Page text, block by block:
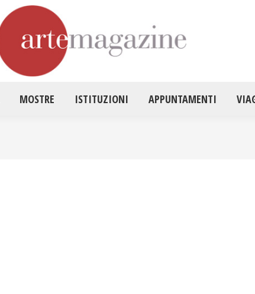
MOSTRE ISTITUZIONI APPUNTAMENTI
HOME